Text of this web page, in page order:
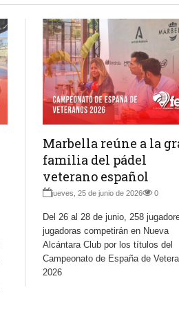
Marbella reúne a la
familia del pádel
veterano español
jueves, 25 de junio de 2026 0
Del 26 al 28 de junio, 258
jugadoras competirán en Nueva
Alcántara Club por los títulos del
Campeonato de España de
2026